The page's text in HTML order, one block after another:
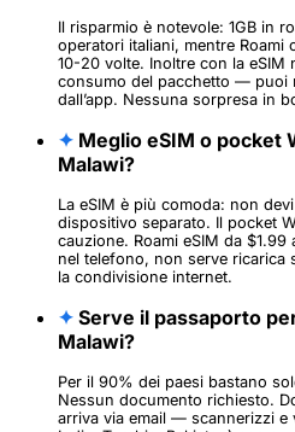
Il risparmio è notevole: 1GB in
operatori italiani, mentre
10-20 volte. Inoltre con la
consumo del pacchetto — puoi
dall’app. Nessuna sorpresa in
✦ Meglio eSIM o pocket
Malawi?
La eSIM è più comoda: non
dispositivo separato. Il pocket
cauzione. Roami eSIM da
nel telefono, non serve ricarica
la condivisione internet.
✦ Serve il passaporto
Malawi?
Per il 90% dei paesi bastano
Nessun documento richiesto.
arriva via email — scannerizzi e